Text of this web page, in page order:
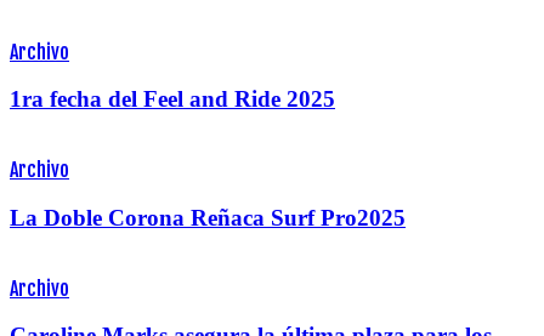
Archivo
1ra fecha del Feel and Ride 2025
Archivo
La Doble Corona Reñaca Surf Pro2025
Archivo